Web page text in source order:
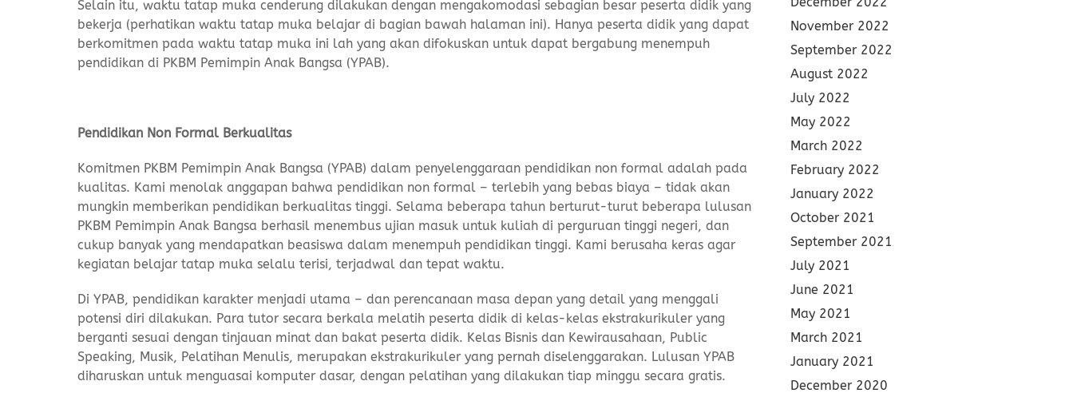
Selain itu, waktu tatap muka cenderung dilakukan dengan mengakomodasi sebagian besar peserta didik yang
bekerja (perhatikan waktu tatap muka belajar di bagian bawah halaman ini). Hanya peserta didik yang dapat
berkomitmen pada waktu tatap muka ini lah yang akan difokuskan untuk dapat bergabung menempuh
pendidikan di PKBM Pemimpin Anak Bangsa (YPAB).
Pendidikan Non Formal Berkualitas
Komitmen PKBM Pemimpin Anak Bangsa (YPAB) dalam penyelenggaraan pendidikan non formal adalah pada
kualitas. Kami menolak anggapan bahwa pendidikan non formal – terlebih yang bebas biaya – tidak akan
mungkin memberikan pendidikan berkualitas tinggi. Selama beberapa tahun berturut-turut beberapa lulusan
PKBM Pemimpin Anak Bangsa berhasil menembus ujian masuk untuk kuliah di perguruan tinggi negeri, dan
cukup banyak yang mendapatkan beasiswa dalam menempuh pendidikan tinggi. Kami berusaha keras agar
kegiatan belajar tatap muka selalu terisi, terjadwal dan tepat waktu.
Di YPAB, pendidikan karakter menjadi utama – dan perencanaan masa depan yang detail yang menggali
potensi diri dilakukan. Para tutor secara berkala melatih peserta didik di kelas-kelas ekstrakurikuler yang
berganti sesuai dengan tinjauan minat dan bakat peserta didik. Kelas Bisnis dan Kewirausahaan, Public
Speaking, Musik, Pelatihan Menulis, merupakan ekstrakurikuler yang pernah diselenggarakan. Lulusan YPAB
diharuskan untuk menguasai komputer dasar, dengan pelatihan yang dilakukan tiap minggu secara gratis.
November 2022
September 2022
August 2022
July 2022
May 2022
March 2022
February 2022
January 2022
October 2021
September 2021
July 2021
June 2021
May 2021
March 2021
January 2021
December 2020